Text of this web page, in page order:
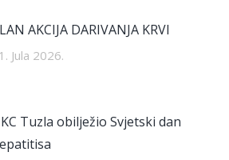
AKCIJA DARIVANJA KRVI
Jula 2026.
Tuzla obilježio Svjetski dan